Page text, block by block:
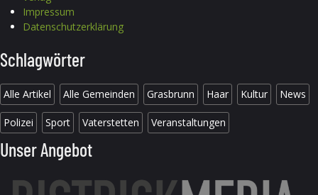
Impressum
Datenschutzerklärung
Schlagwörter
Alle Artikel Alle Gemeinden Grasbrunn Haar Kultur News
Polizei Sport Vaterstetten Veranstaltungen
Unser Angebot